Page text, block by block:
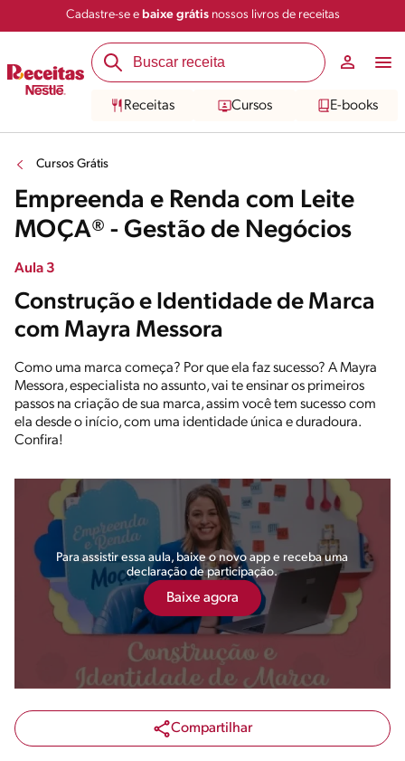
Cadastre-se e baixe grátisnossos livros de receitas
Receitas Cursos E-books
Cursos Grátis
Empreenda e Renda com Leite
MOÇA® - Gestão de Negócios
Aula 3
Construção e Identidade de Marca
com Mayra Messora
Como uma marca começa? Por que ela faz sucesso? A Mayra
Messora, especialista no assunto, vai te ensinar os primeiros
passos na criação de sua marca, assim você tem sucesso com
ela desde o início, com uma identidade única e duradoura.
Confira!
Para assistir essa aula, baixe o novo app e receba uma
declaração de participação.
Baixe agora
Compartilhar